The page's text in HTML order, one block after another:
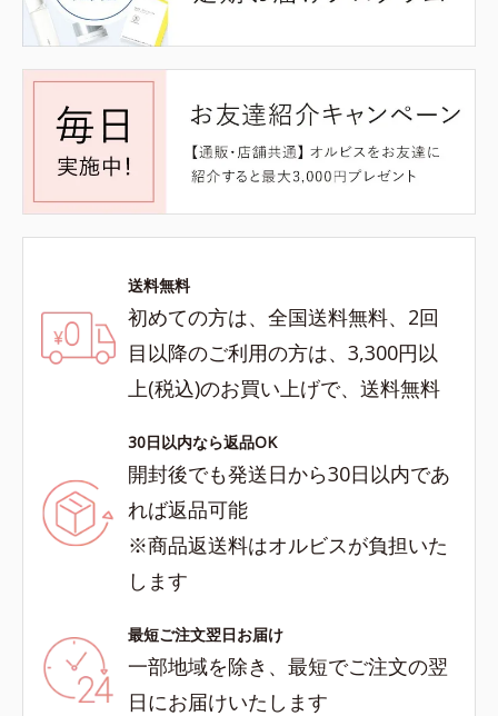
送料無料
初めての方は、全国送料無料、2回
目以降のご利用の方は、3,300円以
上(税込)のお買い上げで、送料無料
30日以内なら返品OK
開封後でも発送日から30日以内であ
れば返品可能
※商品返送料はオルビスが負担いた
します
最短ご注文翌日お届け
一部地域を除き、最短でご注文の翌
日にお届けいたします